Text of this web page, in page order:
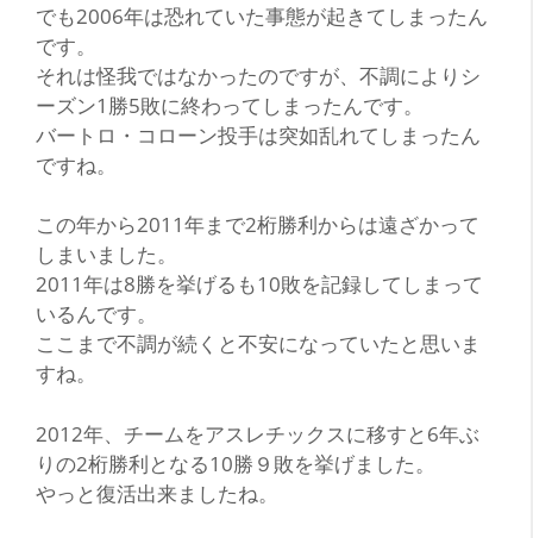
でも2006年は恐れていた事態が起きてしまったん
です。
それは怪我ではなかったのですが、不調によりシ
ーズン1勝5敗に終わってしまったんです。
バートロ・コローン投手は突如乱れてしまったん
ですね。
この年から2011年まで2桁勝利からは遠ざかって
しまいました。
2011年は8勝を挙げるも10敗を記録してしまって
いるんです。
ここまで不調が続くと不安になっていたと思いま
すね。
2012年、チームをアスレチックスに移すと6年ぶ
りの2桁勝利となる10勝９敗を挙げました。
やっと復活出来ましたね。